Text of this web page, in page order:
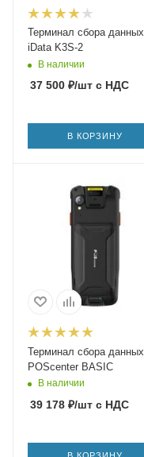
Терминал сбора данных
iData K3S-2
В наличии
37 500 ₽/шт с НДС
В КОРЗИНУ
Терминал сбора данных
POScenter BASIC
В наличии
39 178 ₽/шт с НДС
В КОРЗИНУ